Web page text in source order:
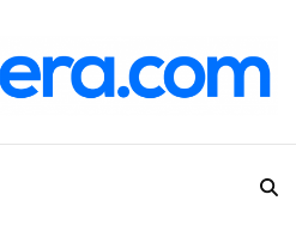
Hizmetler